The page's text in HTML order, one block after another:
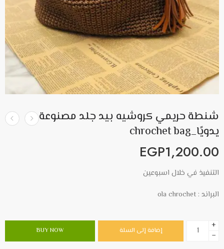
شنطة حريمي كروشيه بيد جلد مصنوعة
يدويًا_chrochet bag
EGP1,200.00
التنفيذ في خلال اسبوعين
البراند : ola chrochet
+
−
إضافة إلى السلة BUY NOW